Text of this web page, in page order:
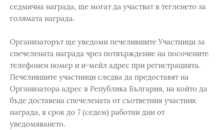
седмична награда, ще могат да участват в тегленето за
голямата награда.
Организаторът ще уведоми печелившите Участници за
спечелената награда чрез потвърждение на посочените
телефонен номер и и-мейл адрес при регистрацията.
Печелившите участници следва да предоставят на
Организатора адрес в Република България, на който да
бъде доставена спечелената от съответния участник
награда, в срок до 7 (седем) работни дни от
уведомяването.